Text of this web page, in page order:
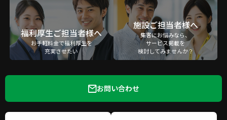
福利厚生ご担当者様へ
お手軽料金で福利厚生を
充実させたい
施設ご担当者様へ
集客にお悩みなら、
サービス掲載を
検討してみませんか？
お問い合わせ